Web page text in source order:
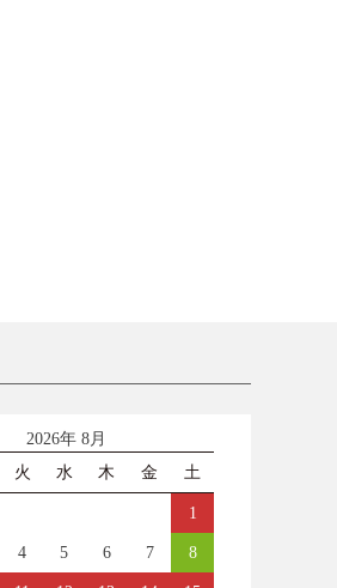
2026年 8月
火 水 木 金 土
1
4 5 6 7 8